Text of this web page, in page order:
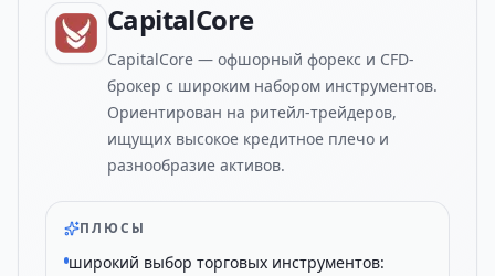
CapitalCore
CapitalCore — офшорный форекс и CFD-
брокер с широким набором инструментов.
Ориентирован на ритейл-трейдеров,
ищущих высокое кредитное плечо и
разнообразие активов.
ПЛЮСЫ
широкий выбор торговых инструментов: